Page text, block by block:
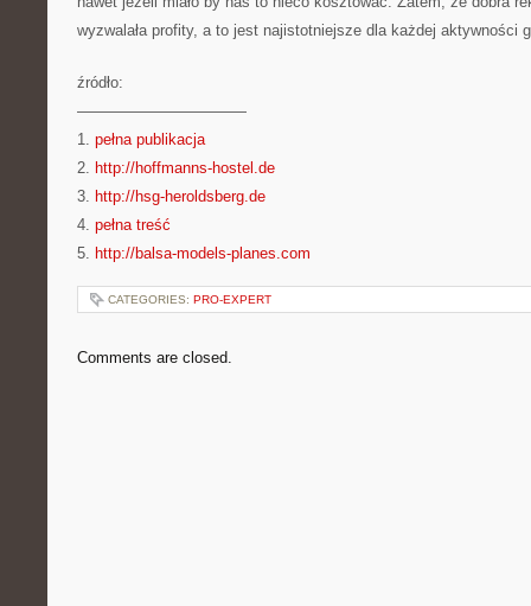
wyzwalała profity, a to jest najistotniejsze dla każdej aktywności
źródło:
———————————
1. pełna publikacja
2. http://hoffmanns-hostel.de
3. http://hsg-heroldsberg.de
4. pełna treść
5. http://balsa-models-planes.com
CATEGORIES: PRO-EXPERT
Comments are closed.